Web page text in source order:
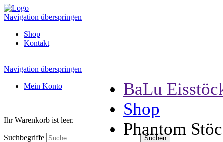
Navigation überspringen
Shop
Kontakt
Navigation überspringen
Mein Konto
Ihr Warenkorb ist leer.
Suchbegriffe
BaLu
Shop
Phantom